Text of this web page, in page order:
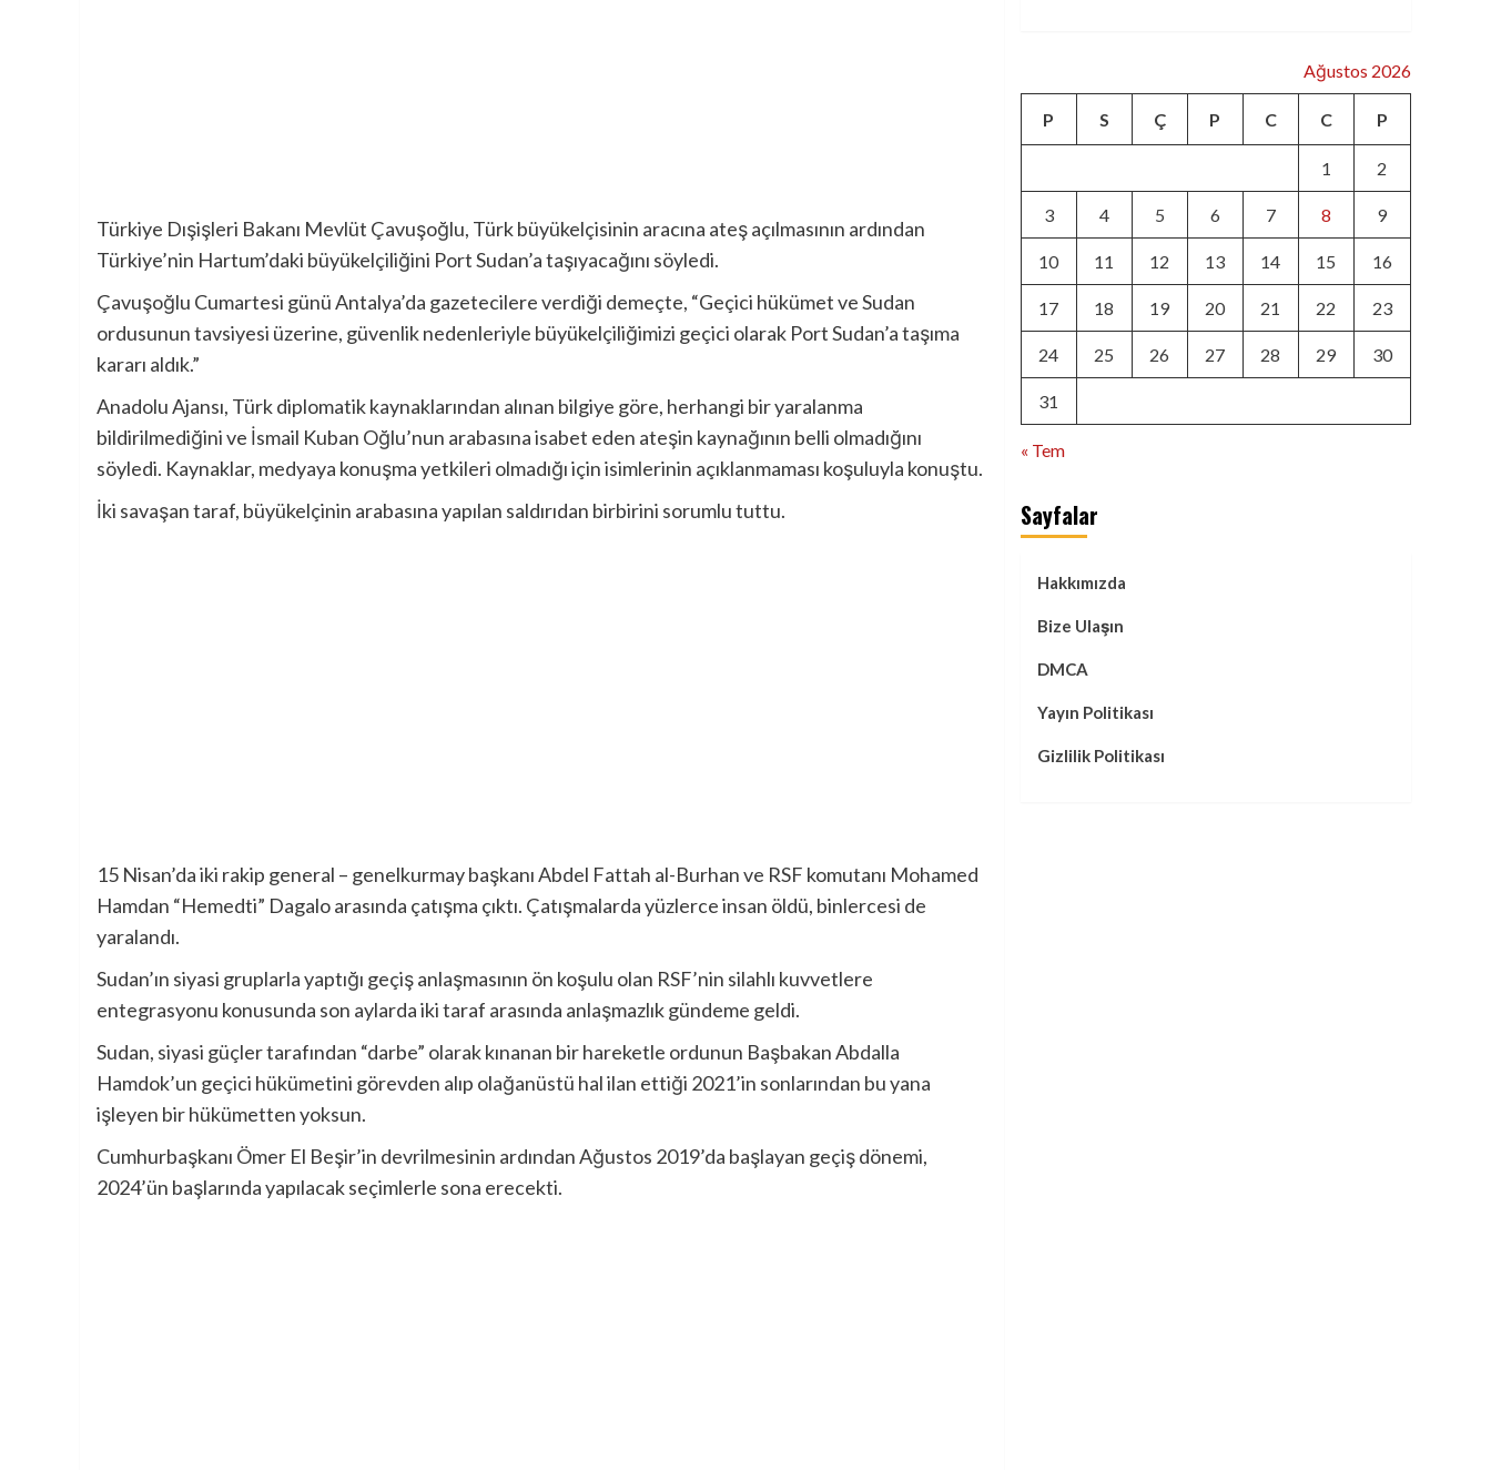
Türkiye Dışişleri Bakanı Mevlüt Çavuşoğlu, Türk büyükelçisinin aracına ateş açılmasının ardından
Türkiye’nin Hartum’daki büyükelçiliğini Port Sudan’a taşıyacağını söyledi.
Çavuşoğlu Cumartesi günü Antalya’da gazetecilere verdiği demeçte, “Geçici hükümet ve Sudan
ordusunun tavsiyesi üzerine, güvenlik nedenleriyle büyükelçiliğimizi geçici olarak Port Sudan’a taşıma
kararı aldık.”
Anadolu Ajansı, Türk diplomatik kaynaklarından alınan bilgiye göre, herhangi bir yaralanma
bildirilmediğini ve İsmail Kuban Oğlu’nun arabasına isabet eden ateşin kaynağının belli olmadığını
söyledi. Kaynaklar, medyaya konuşma yetkileri olmadığı için isimlerinin açıklanmaması koşuluyla konuştu.
İki savaşan taraf, büyükelçinin arabasına yapılan saldırıdan birbirini sorumlu tuttu.
15 Nisan’da iki rakip general – genelkurmay başkanı Abdel Fattah al-Burhan ve RSF komutanı Mohamed
Hamdan “Hemedti” Dagalo arasında çatışma çıktı. Çatışmalarda yüzlerce insan öldü, binlercesi de
yaralandı.
Sudan’ın siyasi gruplarla yaptığı geçiş anlaşmasının ön koşulu olan RSF’nin silahlı kuvvetlere
entegrasyonu konusunda son aylarda iki taraf arasında anlaşmazlık gündeme geldi.
Sudan, siyasi güçler tarafından “darbe” olarak kınanan bir hareketle ordunun Başbakan Abdalla
Hamdok’un geçici hükümetini görevden alıp olağanüstü hal ilan ettiği 2021’in sonlarından bu yana
işleyen bir hükümetten yoksun.
Cumhurbaşkanı Ömer El Beşir’in devrilmesinin ardından Ağustos 2019’da başlayan geçiş dönemi,
2024’ün başlarında yapılacak seçimlerle sona erecekti.
Ağustos 2026
P S Ç P C C P
1 2
3 4 5 6 7 8 9
10 11 12 13 14 15 16
17 18 19 20 21 22 23
24 25 26 27 28 29 30
31
« Tem
Sayfalar
Hakkımızda
Bize Ulaşın
DMCA
Yayın Politikası
Gizlilik Politikası